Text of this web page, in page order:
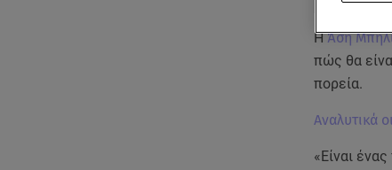
ΗΆση
πώς θα
πορεία.
Αναλυτικά
«Είναι